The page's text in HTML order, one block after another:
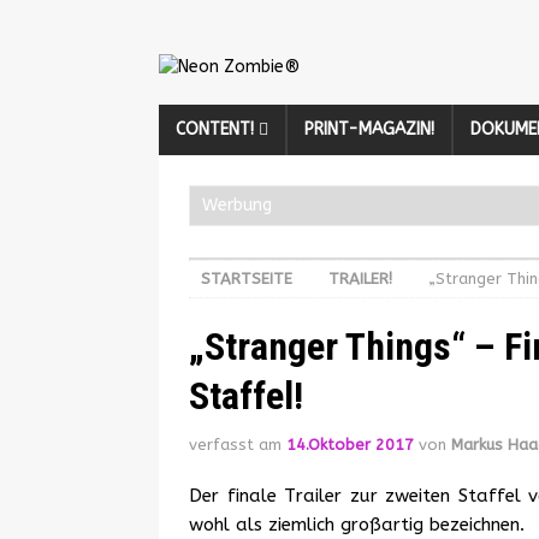
CONTENT! PRINT-MAGAZIN!
Werbung
STARTSEITE TRAILER! „Stranger
„Stranger Things“ –
Staffel!
verfasst am 14.Oktober 2017 von Markus
Der finale Trailer zur zweiten Staffel
wohl als ziemlich großartig bezeichnen.